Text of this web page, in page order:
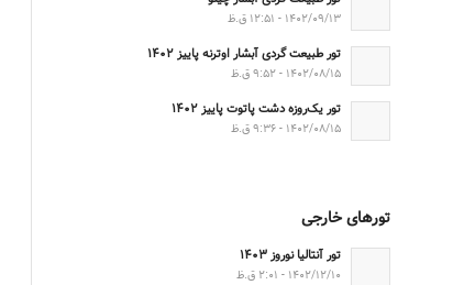
۱۴۰۲/۰۹/۱۳ - ۱۲:۵۱ ق.ظ
تور طبیعت گردی آبشار اوترنه پاییز ۱۴۰۲
۱۴۰۲/۰۸/۱۵ - ۹:۵۲ ق.ظ
تور یک‌روزه دشت پاتوت پاییز ۱۴۰۲
۱۴۰۲/۰۸/۱۵ - ۹:۳۶ ق.ظ
تورهای خارجی
تور آنتالیا نوروز ۱۴۰۳
۱۴۰۲/۱۲/۱۰ - ۲:۰۱ ق.ظ